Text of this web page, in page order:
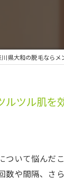
福利厚生でお得
川県大和の脱毛ならメ
ツル肌を
いて悩んだ
や間隔、さ